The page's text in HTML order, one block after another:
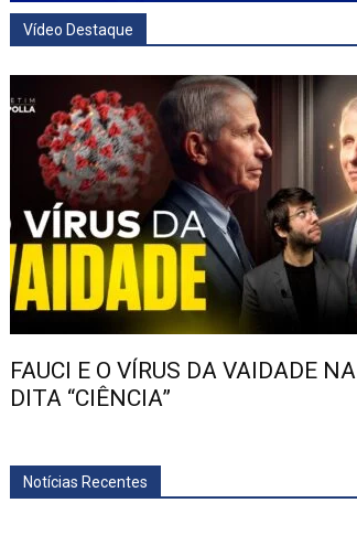
Vídeo Destaque
FAUCI E O VÍRUS DA VAIDADE NA
DITA “CIÊNCIA”
Notícias Recentes